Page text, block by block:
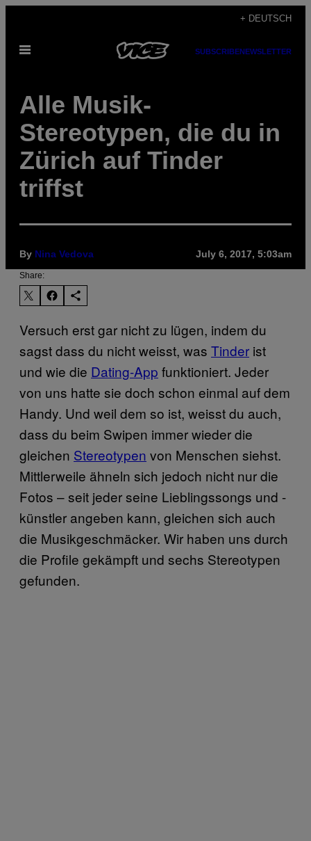
content
+ DEUTSCH
Open
SUBSCRIBENEWSLETTER
Alle Musik-
Stereotypen, die du in
Zürich auf Tinder
triffst
By Nina Vedova July 6, 2017, 5:03am
Share:
Versuch erst gar nicht zu lügen, indem du
sagst dass du nicht weisst, was Tinder ist
und wie die Dating-App funktioniert. Jeder
von uns hatte sie doch schon einmal auf dem
Handy. Und weil dem so ist, weisst du auch,
dass du beim Swipen immer wieder die
gleichen Stereotypen von Menschen siehst.
Mittlerweile ähneln sich jedoch nicht nur die
Fotos – seit jeder seine Lieblingssongs und -
künstler angeben kann, gleichen sich auch
die Musikgeschmäcker. Wir haben uns durch
die Profile gekämpft und sechs Stereotypen
gefunden.